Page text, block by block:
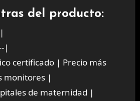
del producto:
|
certificado | Precio más
monitores |
de maternidad |